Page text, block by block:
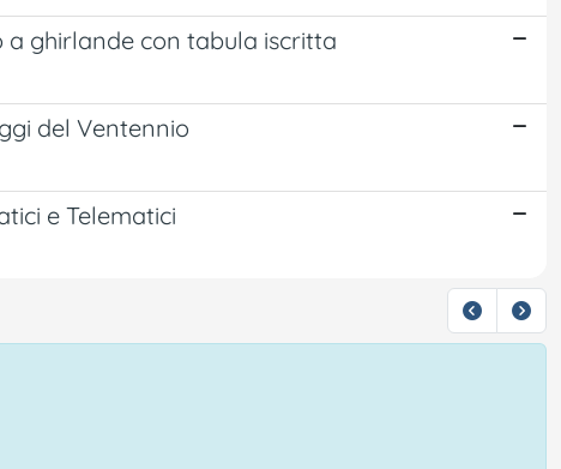
ghirlande con tabula iscritta
del Ventennio
e Telematici